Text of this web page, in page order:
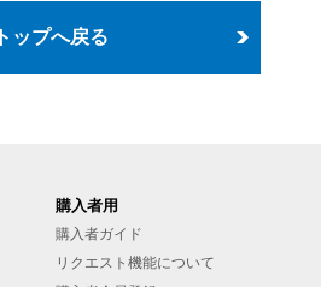
トップへ戻る
購入者用
購入者ガイド
リクエスト機能について